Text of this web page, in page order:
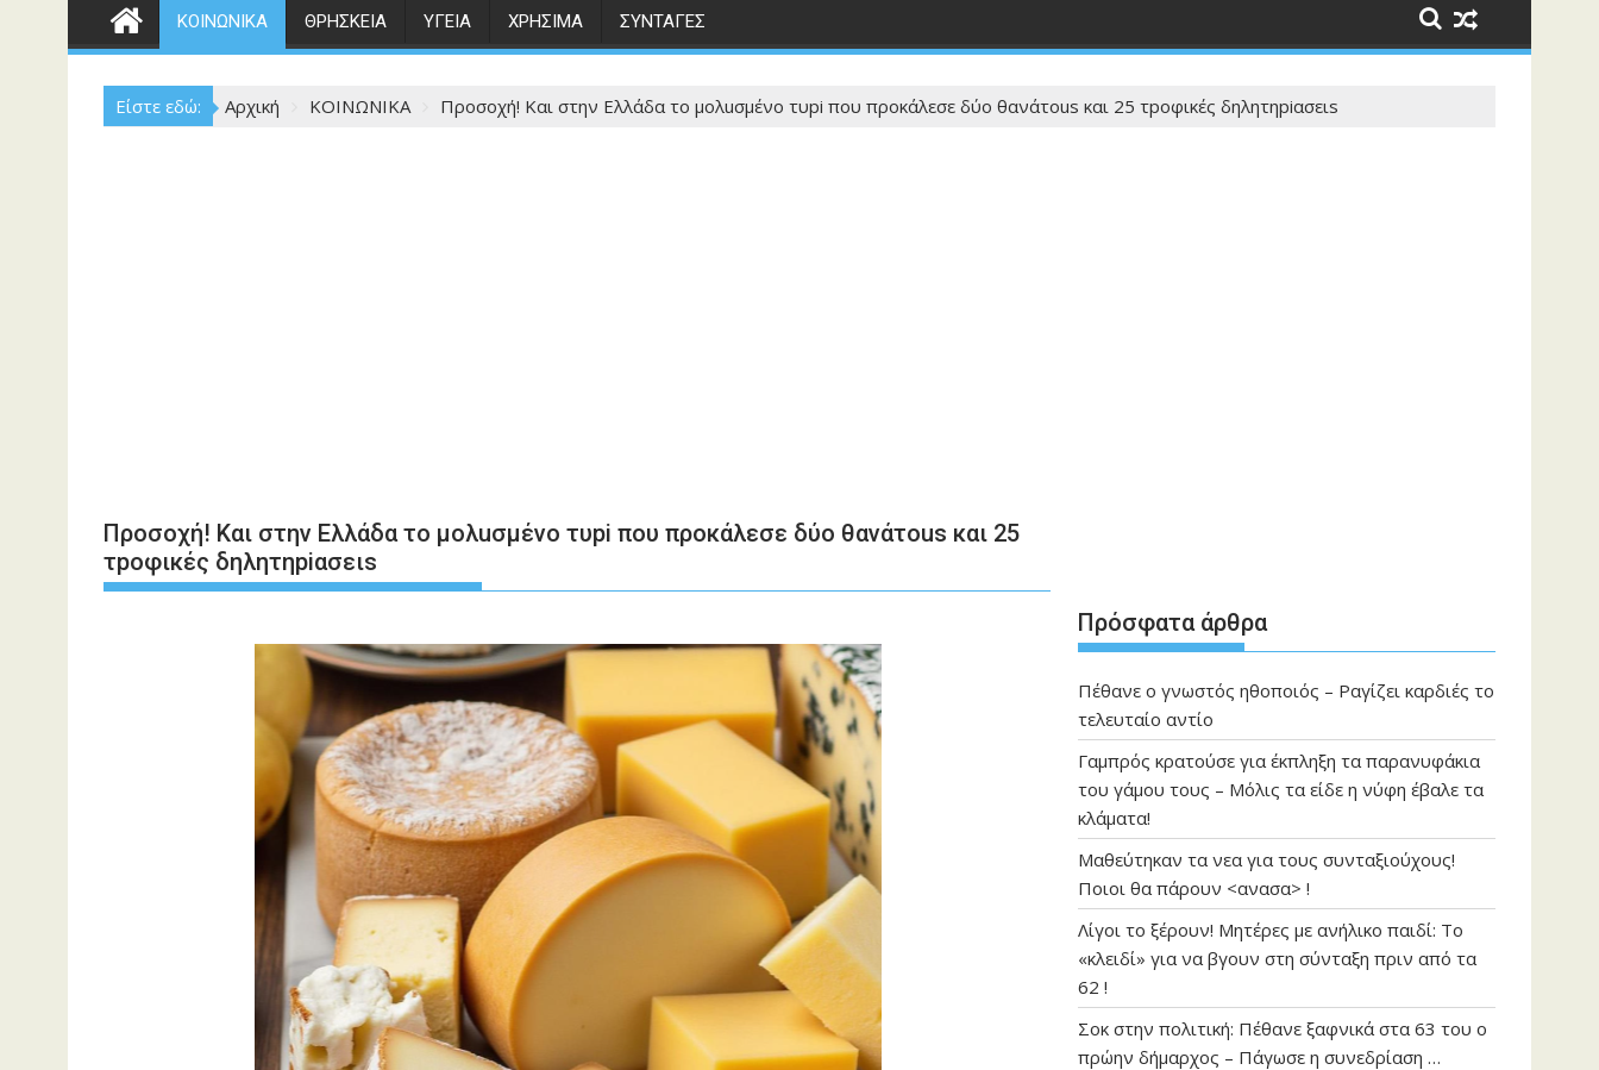
ΚΟΙΝΩΝΙΚΑ ΘΡΗΣΚΕΙΑ ΥΓΕΙΑ ΧΡΗΣΙΜΑ ΣΥΝΤΑΓΕΣ
Είστε εδώ: Αρχική ΚΟΙΝΩΝΙΚΑ Προσοχή! Και στην Ελλάδα το μολuσμένο τυpi που προκάλεσε δύο θανάτous και 25 τpοφικές δηλητηpiασειs
Προσοχή! Και στην Ελλάδα το μολuσμένο τυpi που προκάλεσε δύο θανάτous και 25
τpοφικές δηλητηpiασειs
Πρόσφατα άρθρα
Πέθανε ο γνωστός ηθοποιός – Ραγίζει καρδιές το
τελευταίο αντίο
Γαμπρός κρατούσε για έκπληξη τα παρανυφάκια
του γάμου τους – Μόλις τα είδε η νύφη έβαλε τα
κλάματα!
Μαθεύτηκαν τα νεα για τους συνταξιούχους!
Ποιοι θα πάρουν <ανασα> !
Λίγοι το ξέρουν! Μητέρες με ανήλικο παιδί: Το
«κλειδί» για να βγουν στη σύνταξη πριν από τα
62 !
Σοκ στην πολιτική: Πέθανε ξαφνικά στα 63 του ο
πρώην δήμαρχος – Πάγωσε η συνεδρίαση …